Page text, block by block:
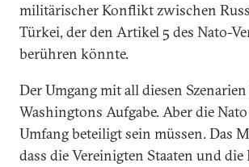
militärischer Konflikt zwischen
Türkei, der den Artikel 5 des Nato-
berühren könnte.
Der Umgang mit all diesen
Washingtons Aufgabe. Aber die
Umfang beteiligt sein müssen. Das
dass die Vereinigten Staaten und die